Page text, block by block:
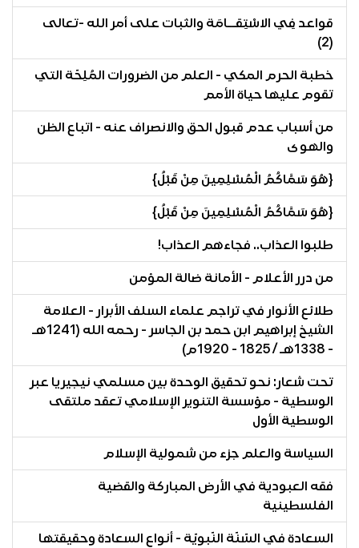
قواعد فِي الاسْتِقــامَة والثبات على أمر الله -تعالى
(2)
خطبة الحرم المكي - العلم من الضرورات المُلِحّة التي
تقوم عليها حياة الأمم
من أسباب عدم قبول الحق والانصراف عنه - اتباع الظن
والهوى
{هُوَ سَمَّاكُمُ الْمُسْلِمِينَ مِنْ قَبْلُ}
{هُوَ سَمَّاكُمُ الْمُسْلِمِينَ مِنْ قَبْلُ}
طلبوا العذاب.. فجاءهم العذاب!
من درر الأعلام - الأمانة ضالة المؤمن
طلائع الأنوار في تراجم علماء السلف الأبرار - العلامة
الشيخ إبراهيم ابن حمد بن الجاسر - رحمه الله (1241هـ
- 1338هـ / 1825 - 1920م)
تحت شعار: نحو تحقيق الوحدة بين مسلمي نيجيريا عبر
الوسطية - مؤسسة التنوير الإسلامي تعقد ملتقى
الوسطية الأول
السياسة والعلم جزء من شمولية الإسلام
فقه العبودية في الأرض المباركة والقضية
الفلسطينية
السعادة في السّنّة النّبويّة - أنواع السعادة وحقيقتها